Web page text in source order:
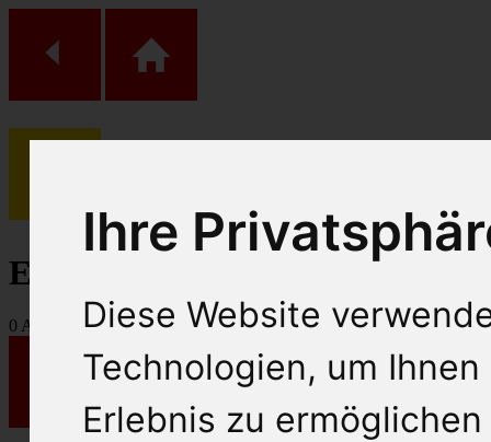
Ihre
Diese Website
Technologien, um
Erlebnis zu
(
Einkaufs Wagen
0 Artikel